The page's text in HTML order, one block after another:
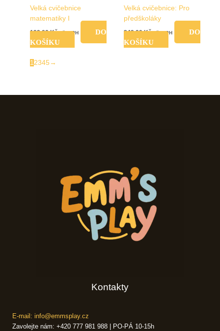
Velká cvičebnice
matematiky I
199,00Kč vč. DPH
DO
KOŠÍKU
Velká cvičebnice: Pro
předškoláky
249,00Kč vč. DPH
DO
KOŠÍKU
12345→
Kontakty
E-mail: info@emmsplay.cz
Zavolejte nám: +420 777 981 988 | PO-PÁ 10-15h